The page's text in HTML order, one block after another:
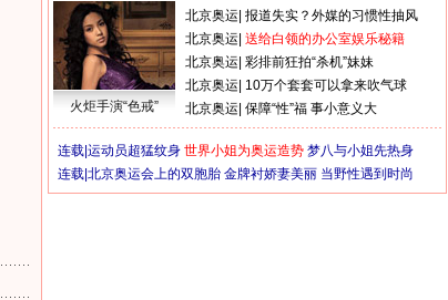
火炬手演“色戒”
北京奥运 报道失实？外媒的习惯性抽风
北京奥运 送给白领的办公室娱乐秘籍
北京奥运 彩排前狂拍“杀机”妹妹
北京奥运 10万个套套可以拿来吹气球
北京奥运 保障“性”福 事小意义大
连载| 运动员超猛纹身 世界小姐为奥运造势 梦八与小姐先热身
连载| 北京奥运会上的双胞胎 金牌衬娇妻美丽 当野性遇到时尚